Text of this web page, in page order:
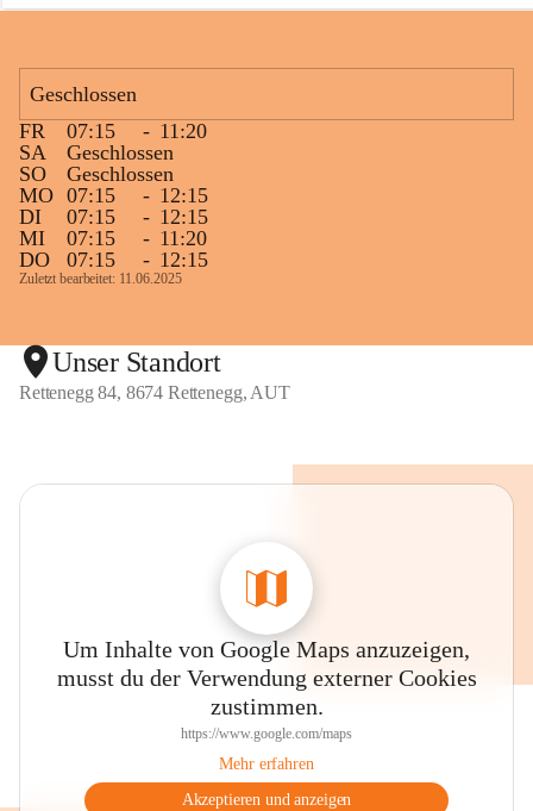
n
Geschlossen
FR
07:15 - 11:20
SA
Geschlossen
SO
Geschlossen
MO 07:15 - 12:15
DI
07:15 - 12:15
MI
07:15 - 11:20
DO
07:15 - 12:15
Zuletzt bearbeitet: 11.06.2025
Unser Standort
Rettenegg 84, 8674 Rettenegg, AUT
Um Inhalte von Google Maps anzuzeigen,
musst du der Verwendung externer Cookies
zustimmen.
https://www.google.com/maps
Mehr erfahren
Akzeptieren und anzeigen